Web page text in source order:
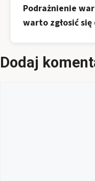
Podrażnienie
warto zgłosić się
Dodaj